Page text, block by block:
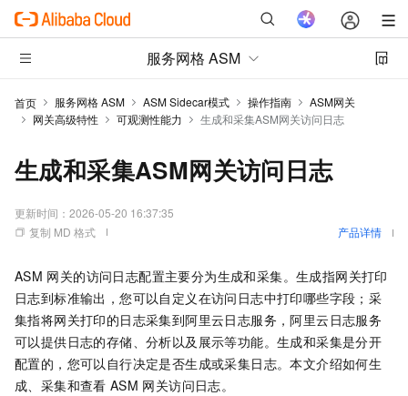
服务网格 ASM
首页 服务网格 ASM ASM Sidecar模式 操作指南
ASM网关
网关高级特性
可观测性能力 生成和采集ASM网关访问日志
生成和采集ASM网关访问日志
更新时间： 2026-05-20 16:37:35
复制 MD 格式
产品详情
ASM 网关的访问日志配置主要分为生成和采集。生成指网关打印
日志到标准输出，您可以自定义在访问日志中打印哪些字段；采
集指将网关打印的日志采集到阿里云日志服务，阿里云日志服务
可以提供日志的存储、分析以及展示等功能。生成和采集是分开
配置的，您可以自行决定是否生成或采集日志。本文介绍如何生
成、采集和查看 ASM 网关访问日志。